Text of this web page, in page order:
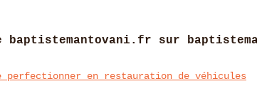
baptistemantovani.fr sur
perfectionner en restauration de véhicules